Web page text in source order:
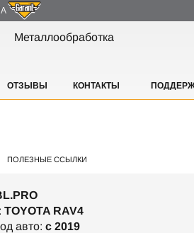
Металлообработка
ОТЗЫВЫ КОНТАКТЫ
ПОЛЕЗНЫЕ ССЫЛКИ
TOYOTA RAV4
авто: c 2019